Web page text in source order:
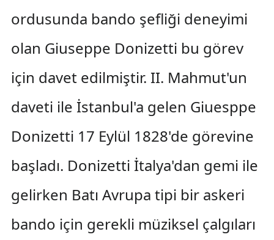
ordusunda bando şefliği deneyimi
olan Giuseppe Donizetti bu görev
için davet edilmiştir. II. Mahmut'un
daveti ile İstanbul'a gelen Giuesppe
Donizetti 17 Eylül 1828'de görevine
başladı. Donizetti İtalya'dan gemi ile
gelirken Batı Avrupa tipi bir askeri
bando için gerekli müziksel çalgıları